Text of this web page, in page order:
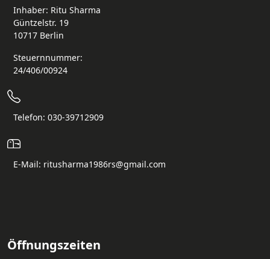
Inhaber: Ritu Sharma
Güntzelstr. 19
10717 Berlin
Steuernnummer:
24/406/00924
Telefon: 030-39712909
E-Mail: ritusharma1986rs@gmail.com
Öffnungszeiten